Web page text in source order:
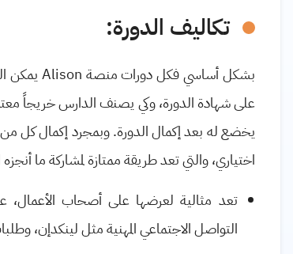
تكاليف الدورة:
بشكل أساسي فكل دورات منصة Alison يمكن
على شهادة الدورة، وكي يصنف الدارس خريجاً
يخضع له بعد إكمال الدورة. وبمجرد إكمال كل
اختياري، والتي تعد طريقة ممتازة لمشاركة ما
تعد مثالية لعرضها على أصحاب الأعمال،
التواصل الاجتماعي المهنية مثل لينكدإن،